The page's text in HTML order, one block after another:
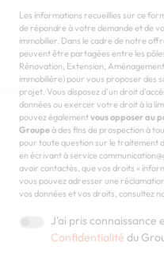
Les informations recueillies sur ce
de répondre à votre demande et de
immobilier. Dans le cadre de notre
peuvent être partagées entre les
Rénovation, Extension,
immobilière) pour vous proposer des
projet. Vous disposez d'un droit
données ou exercer votre droit à la
pouvez égalementvous opposer au
Groupeà des fins de prospection à
pour toute question sur le traitement
en écrivant à service
avoir contactés, que vos droits «
vous pouvez adresser une
vos données et vos droits, consultez
J'ai pris connaissance
Confidentialité du